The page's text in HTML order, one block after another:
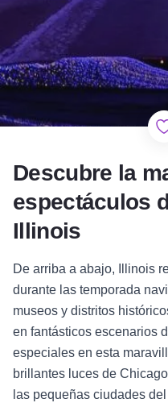
Descubre la
espectáculos
Illinois
De arriba a abajo, Illinois
durante las temporada
museos y distritos
en fantásticos escenarios
especiales en esta
brillantes luces de
las pequeñas ciudades